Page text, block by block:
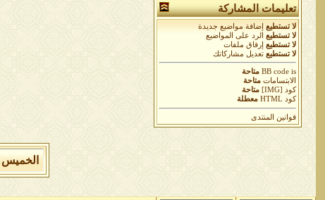
تعليمات المشاركة
لا تستطيع
إضافة مواضيع جديدة
لا تستطيع
الرد على المواضيع
لا تستطيع
إرفاق ملفات
لا تستطيع تعديل مشاركاتك
BB codeis
متاحة
الابتسامات متاحة
كود [IMG]
متاحة
كود HTML
معطلة
قوانين المنتدى
الخميس 6 من اغسطس 2026 , الساعة الان 04:08:49